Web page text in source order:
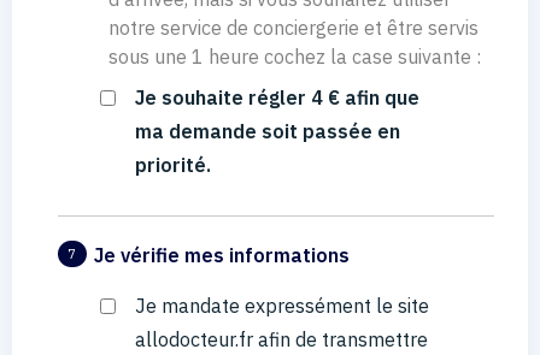
notre service de conciergerie et être servis
sous une 1 heure cochez la case suivante :
Je souhaite régler 4 € afin que
ma demande soit passée en
priorité.
7 Je vérifie mes informations
Je mandate expressément le site
allodocteur.fr afin de transmettre